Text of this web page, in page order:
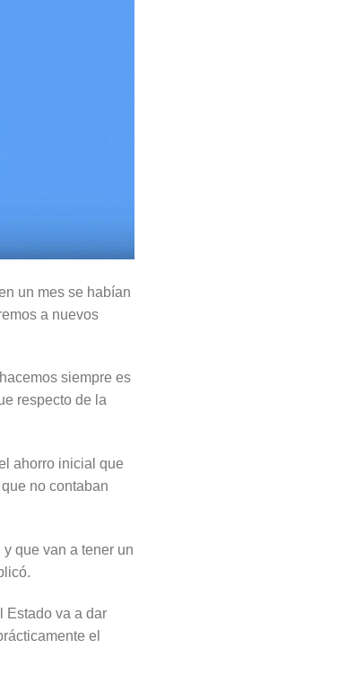
un mes se habían
a nuevos
siempre es
respecto de la
ahorro inicial que
no contaban
que van a tener un
Estado va a dar
el